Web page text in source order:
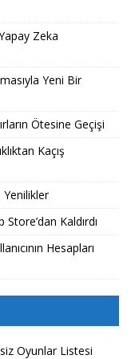
Zeka
Yeni Bir
Ötesine Geçişi
Kaçış
Yenilikler
Kaldırdı
Hesapları
Oyunlar Listesi